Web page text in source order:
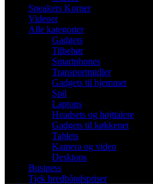
Speakers Korner
Videoer
Alle kategorier
Gadgets
Tilbehør
Smartphones
Transportmidler
Gadgets til hjemmet
Spil
Laptops
Headsets og højttalere
Gadgets til køkkenet
Tablets
Kamera og video
Desktops
Business
Tjek bredbåndspriser